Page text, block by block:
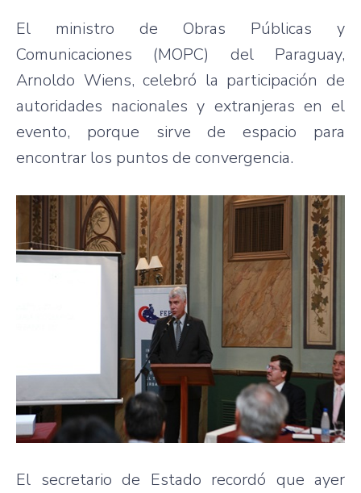
El ministro de Obras Públicas y
Comunicaciones (MOPC) del Paraguay,
Arnoldo Wiens, celebró la participación de
autoridades nacionales y extranjeras en el
evento, porque sirve de espacio para
encontrar los puntos de convergencia.
El secretario de Estado recordó que ayer